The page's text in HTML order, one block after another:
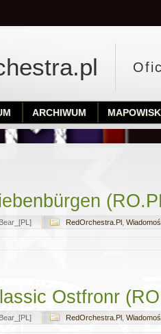
ARCHIWUM
RedOrchestra.Pl
Ostfronr
RedOrchestra.Pl